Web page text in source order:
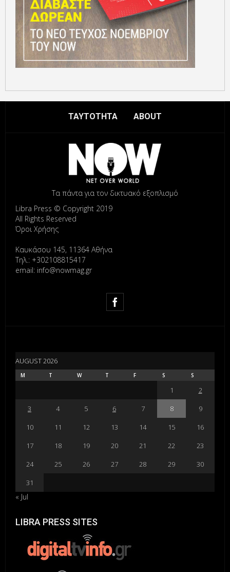
ΤΑΥΤΟΤΗΤΑ ABOUT
Τα πάντα για τον δικτυακό εξοπλισμό
Libra Press © Copyright 2019
All Rights Reserved
Όροι Χρήσης
Καυκάσου 145, 11364 Αθήνα
Τηλ.: +302108815417
email: info@nowmag.gr
AUGUST 2026
M T W T F S S
1
2
3
4 5 6 7 8
9
10
11 12 13 14 15
16
17
18 19 20 21 22
23
24
25 26 27 28 29
30
31
« Jul
LIBRA PRESS SITES